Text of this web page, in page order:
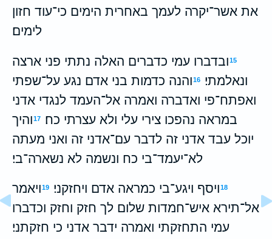
את אשר־יקרה לעמך באחרית הימים כי־עוד חזון
לימים׃
15ובדברו עמי כדברים האלה נתתי פני ארצה
ונאלמתי׃
16והנה כדמות בני אדם נגע על־שפתי
ואפתח־פי ואדברה ואמרה אל־העמד לנגדי אדני
במראה נהפכו צירי עלי ולא עצרתי כח׃
17והיך
יוכל עבד אדני זה לדבר עם־אדני זה ואני מעתה
לא־יעמד־בי כח ונשמה לא נשארה־בי׃
18ויסף ויגע־בי כמראה אדם ויחזקני׃ 19ויאמר
אל־תירא איש־חמדות שלום לך חזק וחזק וכדברו
עמי התחזקתי ואמרה ידבר אדני כי חזקתני׃